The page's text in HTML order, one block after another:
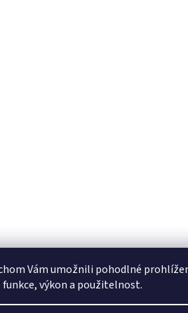
Vám umožnili pohodlné
výkon a použitelnost.